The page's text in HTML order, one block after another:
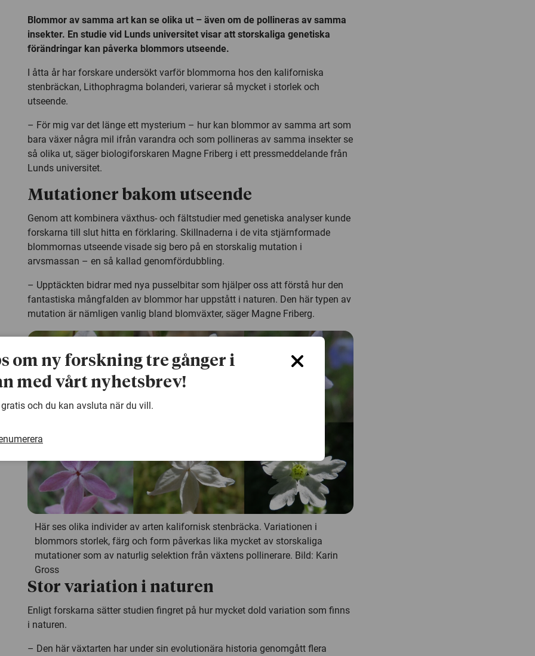
Blommor av samma art kan se olika ut – även om de pollineras av samma
insekter. En studie vid Lunds universitet visar att storskaliga genetiska
förändringar kan påverka blommors utseende.
I åtta år har forskare undersökt varför blommorna hos den kaliforniska
stenbräckan, Lithophragma bolanderi, varierar så mycket i storlek och
utseende.
– För mig var det länge ett mysterium – hur kan blommor av samma art som
bara växer några mil ifrån varandra och som pollineras av samma insekter se
så olika ut, säger biologiforskaren Magne Friberg i ett pressmeddelande från
Lunds universitet.
Mutationer bakom utseende
Genom att kombinera växthus- och fältstudier med genetiska analyser kunde
forskarna till slut hitta en förklaring. Skillnaderna i de vita stjärnformade
blommornas utseende visade sig bero på en storskalig mutation i
arvsmassan – en så kallad genomfördubbling.
– Upptäckten bidrar med nya pusselbitar som hjälper oss att förstå hur den
fantastiska mångfalden av blommor har uppstått i naturen. Den här typen av
mutation är nämligen vanlig bland blomväxter, säger Magne Friberg.
Här ses olika individer av arten kalifornisk stenbräcka. Variationen i
blommors storlek, färg och form påverkas lika mycket av storskaliga
mutationer som av naturlig selektion från växtens pollinerare. Bild: Karin
Gross
Stor variation i naturen
Enligt forskarna sätter studien fingret på hur mycket dold variation som finns
i naturen.
– Den här växtarten har under sin evolutionära historia genomgått flera
om ny forskning tre gånger i
med vårt nyhetsbrev!
gratis och du kan avsluta när du vill.